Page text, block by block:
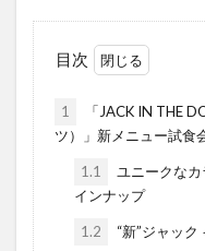
目次
1
「JACK IN THE
ツ）」新メニュー試食
1.1
ユニークな
インナップ
1.2 “新”ジャッ